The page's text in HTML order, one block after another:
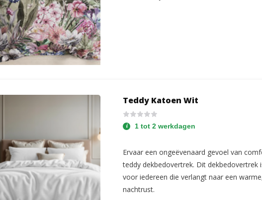
Teddy Katoen Wit
1 tot 2 werkdagen
Ervaar een ongeëvenaard gevoel van
teddy dekbedovertrek. Dit dekbedovertrek
voor iedereen die verlangt naar een
nachtrust.